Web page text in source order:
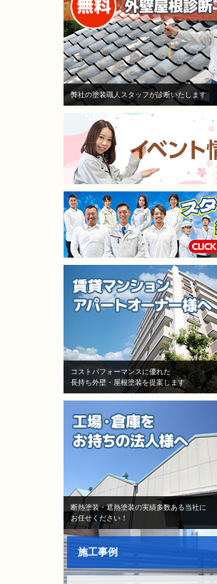
弊社の塗装職人スタッフが診断いたします
コストパフォーマンスに優れた
長持ち外壁・屋根塗装を提案します
断熱塗装・遮熱塗装の実績多数ある当社に
お任せください！
施工事例